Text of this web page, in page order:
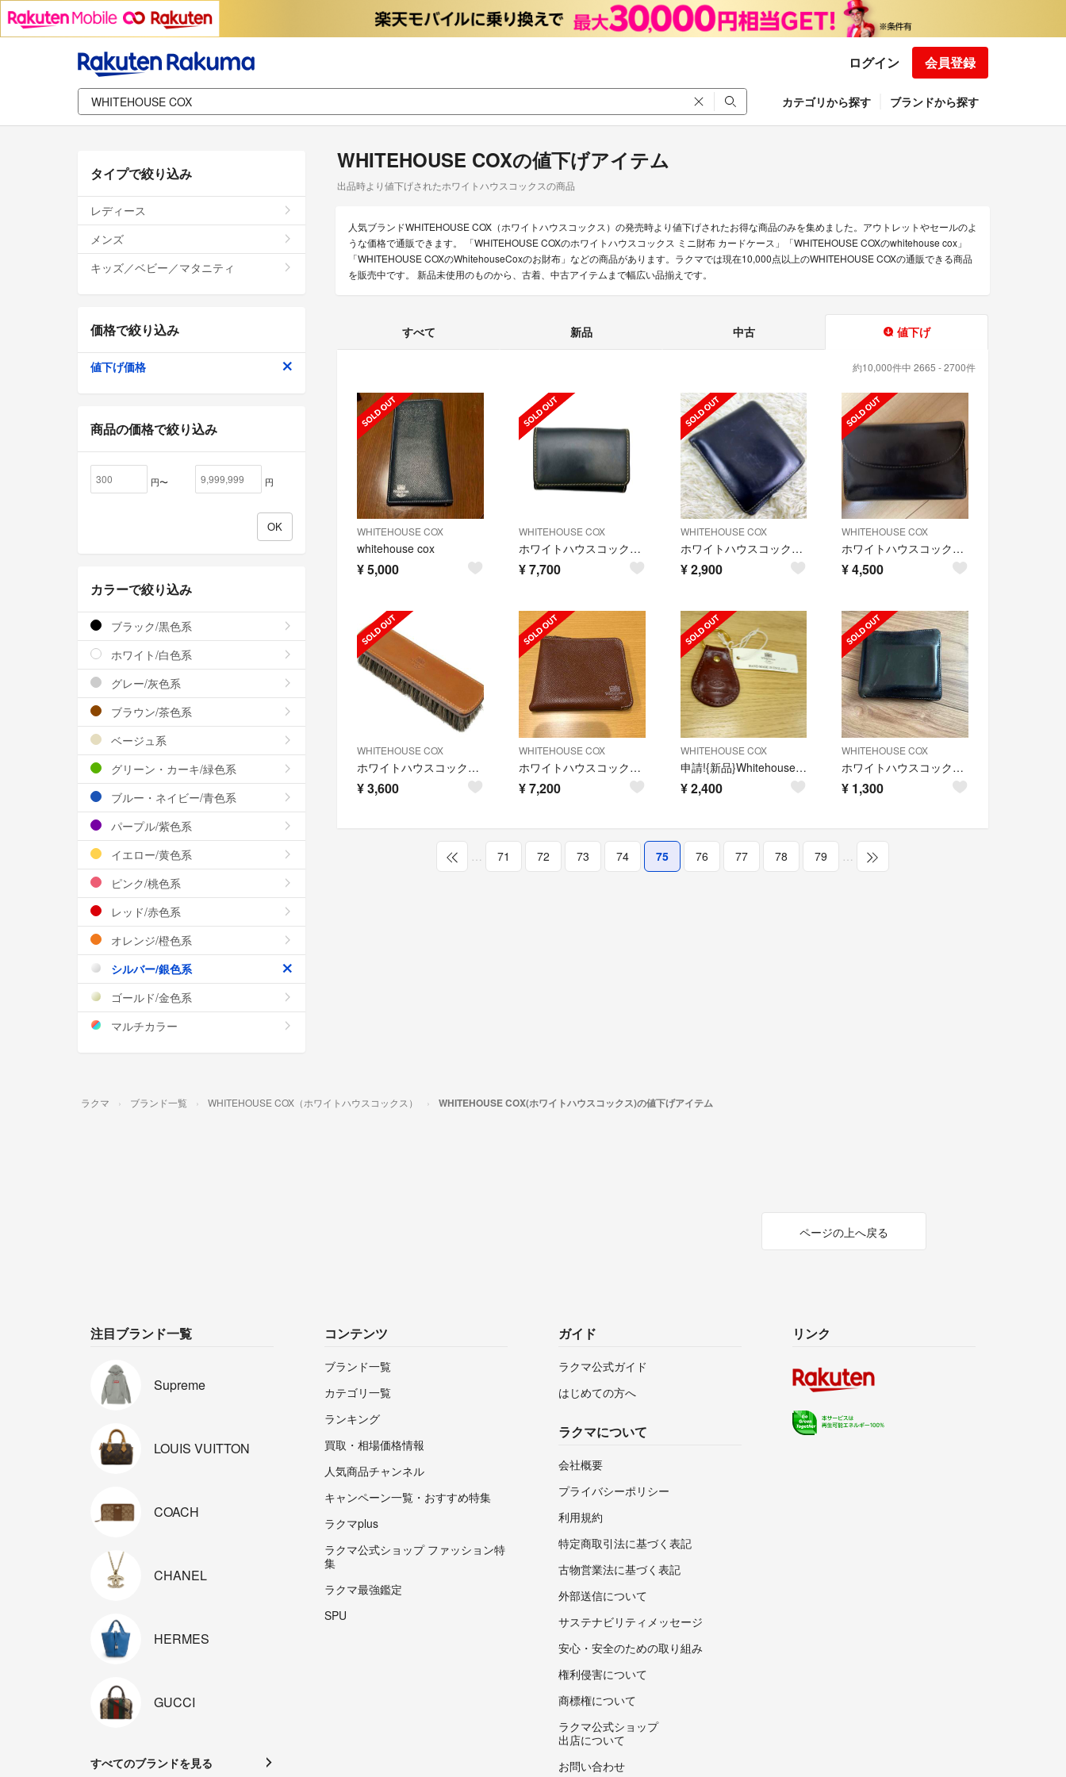
ログイン 会員登録
カテゴリから探す ブランドから探す
WHITEHOUSE COXの値下げアイテム
出品時より値下げされたホワイトハウスコックスの商品
人気ブランドWHITEHOUSE COX（ホワイトハウスコックス）の発売時より値下げされたお得な商品のみを集めました。アウトレットやセールのよ
うな価格で通販できます。 「WHITEHOUSE COXのホワイトハウスコックス ミニ財布 カードケース」「WHITEHOUSE COXのwhitehouse cox」
「WHITEHOUSE COXのWhitehouseCoxのお財布」などの商品があります。ラクマでは現在10,000点以上のWHITEHOUSE COXの通販できる商品
を販売中です。 新品未使用のものから、古着、中古アイテムまで幅広い品揃えです。
すべて 新品 中古 値下げ
約10,000件中 2665 - 2700件
WHITEHOUSE COX
whitehouse cox
¥5,000
WHITEHOUSE COX
ホワイトハウスコックス 財布 コインケース 小銭入れ 04-22103005
¥7,700
WHITEHOUSE COX
ホワイトハウスコックス 折り財布 ネイビー 直営店購入
¥2,900
WHITEHOUSE COX
ホワイトハウスコックス 三つ折り財布
¥4,500
WHITEHOUSE COX
ホワイトハウスコックス S9169 Whitehousecox ブライドルレザー
¥3,600
WHITEHOUSE COX
ホワイトハウスコックス L字 財布 コンパクト ウォレット ブラウン レザー
¥7,200
WHITEHOUSE COX
申請!{新品}Whitehouse Cox アンティークブライドル キーホルダー
¥2,400
WHITEHOUSE COX
ホワイトハウスコックス 折りたたみ財布
¥ 1,300
… 71 72 73 74 75 76 77 78 79 …
タイプで絞り込み
レディース
メンズ
キッズ／ベビー／マタニティ
価格で絞り込み
値下げ価格
商品の価格で絞り込み
円〜 円
カラーで絞り込み
ブラック/黒色系
ホワイト/白色系
グレー/灰色系
ブラウン/茶色系
ベージュ系
グリーン・カーキ/緑色系
ブルー・ネイビー/青色系
パープル/紫色系
イエロー/黄色系
ピンク/桃色系
レッド/赤色系
オレンジ/橙色系
シルバー/銀色系
ゴールド/金色系
マルチカラー
ラクマ ブランド一覧 WHITEHOUSE COX（ホワイトハウスコックス） WHITEHOUSE COX(ホワイトハウスコックス)の値下げアイテム
ページの上へ戻る
注目ブランド一覧
Supreme
LOUIS VUITTON
COACH
CHANEL
HERMES
GUCCI
すべてのブランドを見る
コンテンツ
ブランド一覧
カテゴリ一覧
ランキング
買取・相場価格情報
人気商品チャンネル
キャンペーン一覧・おすすめ特集
ラクマplus
ラクマ公式ショップ ファッション特
集
ラクマ最強鑑定
SPU
ガイド
ラクマ公式ガイド
はじめての方へ
ラクマについて
会社概要
プライバシーポリシー
利用規約
特定商取引法に基づく表記
古物営業法に基づく表記
外部送信について
サステナビリティメッセージ
安心・安全のための取り組み
権利侵害について
商標権について
ラクマ公式ショップ
出店について
お問い合わせ
リンク